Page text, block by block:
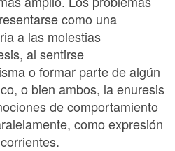
como una
a las molestias
al sentirse
o formar parte de algún
o bien ambos, la enuresis
de comportamiento
como expresión